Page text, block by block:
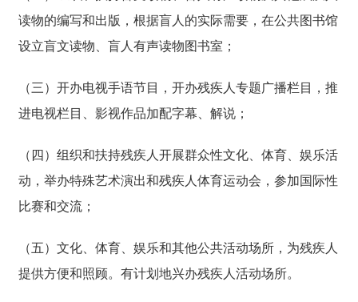
读物的编写和出版，根据盲人的实际需要，在公共图书馆
设立盲文读物、盲人有声读物图书室；
（三）开办电视手语节目，开办残疾人专题广播栏目，推
进电视栏目、影视作品加配字幕、解说；
（四）组织和扶持残疾人开展群众性文化、体育、娱乐活
动，举办特殊艺术演出和残疾人体育运动会，参加国际性
比赛和交流；
（五）文化、体育、娱乐和其他公共活动场所，为残疾人
提供方便和照顾。有计划地兴办残疾人活动场所。